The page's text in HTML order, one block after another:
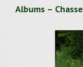
Albums – Chasse